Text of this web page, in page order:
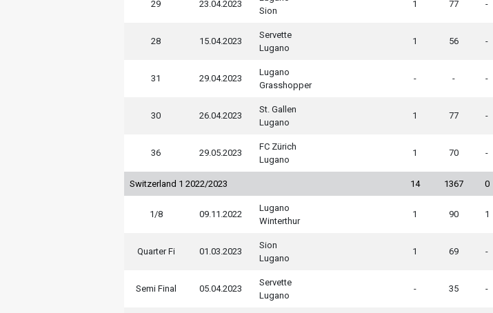
29 23.04.2023
Sion
1 77 -
28 15.04.2023
Servette
Lugano
1 56 -
31 29.04.2023
Lugano
Grasshopper
- - -
30 26.04.2023
St. Gallen
Lugano
1 77 -
36 29.05.2023
FC Zürich
Lugano
1 70 -
Switzerland 1 2022/2023 14 1367 0
1/8 09.11.2022
Lugano
Winterthur
1 90 1
Quarter Fi 01.03.2023
Sion
Lugano
1 69 -
Semi Final 05.04.2023
Servette
Lugano
- 35 -